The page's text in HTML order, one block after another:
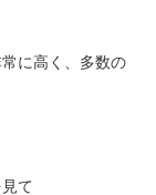
に高く、多数の
て